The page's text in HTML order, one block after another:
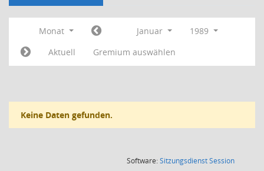
Monat Januar
1989
Aktuell
Gremium auswählen
Keine Daten gefunden.
Software:SitzungsdienstSession(Wird in